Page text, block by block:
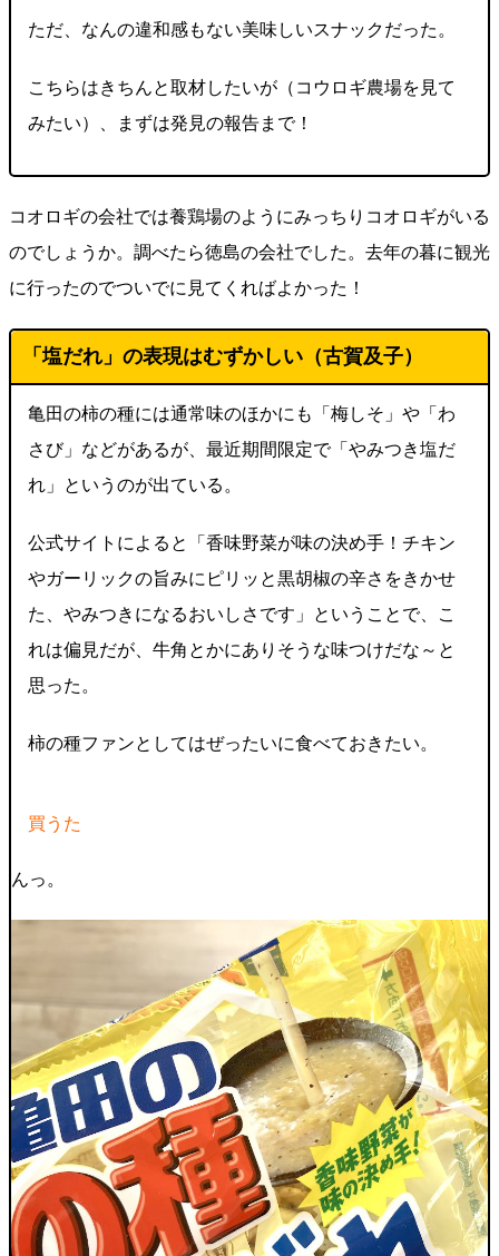
ただ、なんの違和感もない美味しいスナックだった。
こちらはきちんと取材したいが（コウロギ農場を見て
みたい）、まずは発見の報告まで！
コオロギの会社では養鶏場のようにみっちりコオロギがいる
のでしょうか。調べたら徳島の会社でした。去年の暮に観光
に行ったのでついでに見てくればよかった！
「塩だれ」の表現はむずかしい（古賀及子）
亀田の柿の種には通常味のほかにも「梅しそ」や「わ
さび」などがあるが、最近期間限定で「やみつき塩だ
れ」というのが出ている。
公式サイトによると「香味野菜が味の決め手！チキン
やガーリックの旨みにピリッと黒胡椒の辛さをきかせ
た、やみつきになるおいしさです」ということで、こ
れは偏見だが、牛角とかにありそうな味つけだな～と
思った。
柿の種ファンとしてはぜったいに食べておきたい。
買うた
んっ。